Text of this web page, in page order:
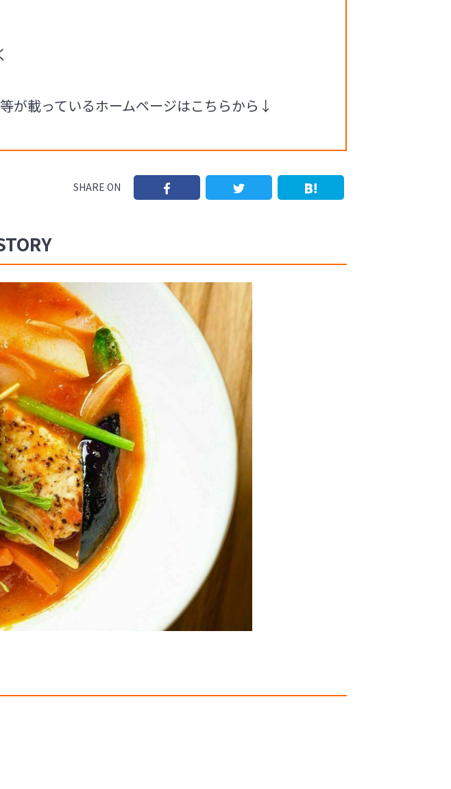
が載っているホームページはこちらから↓
SHARE ON